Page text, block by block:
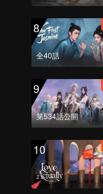
8
全40話
9
第534話公開
10